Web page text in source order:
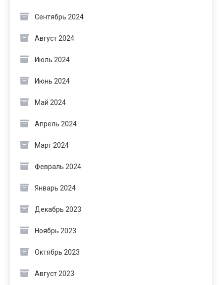
Сентябрь 2024
Август 2024
Июль 2024
Июнь 2024
Май 2024
Апрель 2024
Март 2024
Февраль 2024
Январь 2024
Декабрь 2023
Ноябрь 2023
Октябрь 2023
Август 2023